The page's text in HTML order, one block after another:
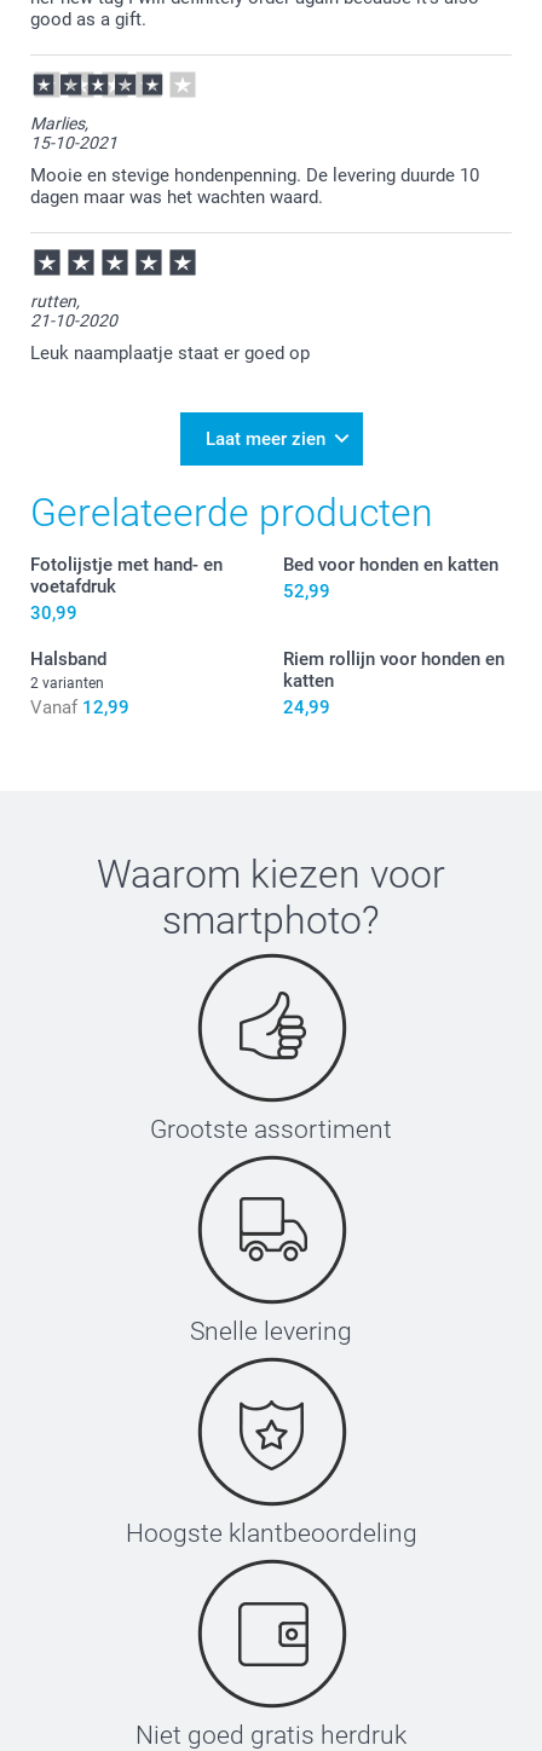
good as a gift.
Marlies,
15-10-2021
Mooie en stevige hondenpenning. De levering duurde 10
dagen maar was het wachten waard.
rutten,
21-10-2020
Leuk naamplaatje staat er goed op
Laat meer zien
Gerelateerde producten
Fotolijstje met hand- en
voetafdruk
30,99
Bed voor honden en katten
52,99
Halsband
2 varianten
Vanaf 12,99
Riem rollijn voor honden en
katten
24,99
Waarom kiezen voor
smartphoto?
Grootste assortiment
Snelle levering
Hoogste klantbeoordeling
Niet goed gratis herdruk